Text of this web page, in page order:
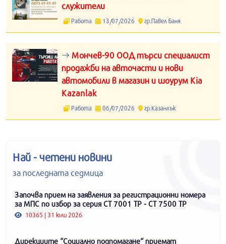
служители
Работа 13/07/2026 гр.Павел Баня
Мончев-90 ООД търси специалист
продажби на авточасти и нови
автомобили в магазин и шоурум Kia
Kazanlak
Работа 06/07/2026 гр.Казанлък
Най - четени новини
за последната седмица
Започва прием на заявления за регистрационни номера
за МПС по избор за серия СТ 7001 ТР - СТ 7500 ТР
10365 | 31 юли 2026
Дирекциите “Социално подпомагане“ приемат